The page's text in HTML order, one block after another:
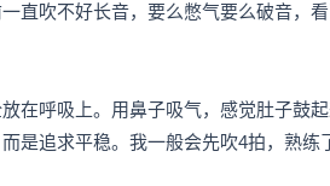
直吹不好长音，要么憋气要么破音，
在呼吸上。用鼻子吸气，感觉肚子鼓
是追求平稳。我一般会先吹4拍，熟练